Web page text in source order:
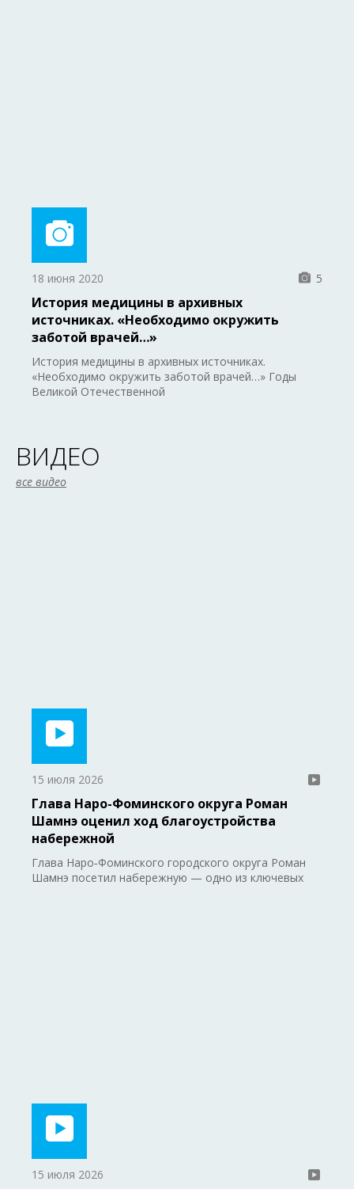
18 июня 2020 5
История медицины в архивных
источниках. «Необходимо окружить
заботой врачей…»
История медицины в архивных источниках.
«Необходимо окружить заботой врачей…» Годы
Великой Отечественной
ВИДЕО
все видео
15 июля 2026
Глава Наро-Фоминского округа Роман
Шамнэ оценил ход благоустройства
набережной
Глава Наро‑Фоминского городского округа Роман
Шамнэ посетил набережную — одно из ключевых
15 июля 2026